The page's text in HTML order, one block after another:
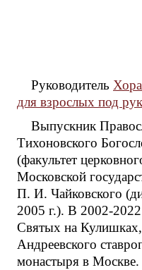
Руководитель
для взрослых под
Выпускник
Тихоновского
(факультет
Московской
П. И. Чайковского
2005 г.). В 2002-2022
Святых на Кулишках,
Андреевского
монастыря в Москве.